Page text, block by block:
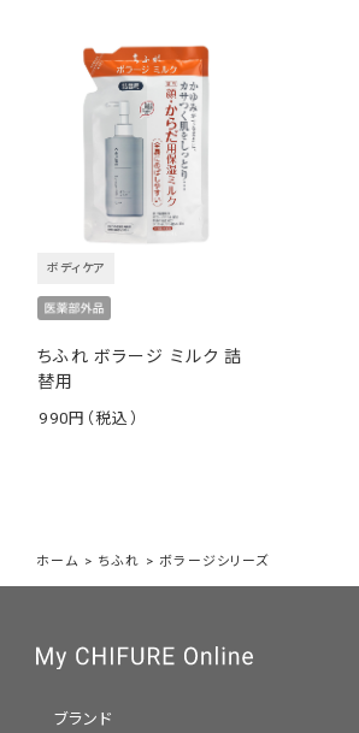
ちふれ ボラージ ミルク 詰
替用
ボディケア
990
ホーム > ちふれ > ボラージシリーズ
ブランド